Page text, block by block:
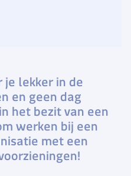
je lekker in de
en geen dag
het bezit van een
werken bij een
met een